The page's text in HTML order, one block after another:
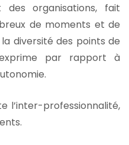
organisations, fait
de moments et de
diversité des points de
par rapport à
l’inter-professionnalité,